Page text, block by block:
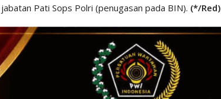
Pati Sops Polri (penugasan pada BIN). (*/Red)